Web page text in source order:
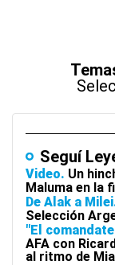
Seguí
Video Un
Maluma en la
De Alak a Milei
Selección
"El
AFA con
al ritmo de